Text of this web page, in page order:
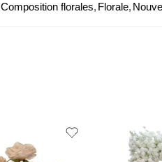
Composition florales, Florale,